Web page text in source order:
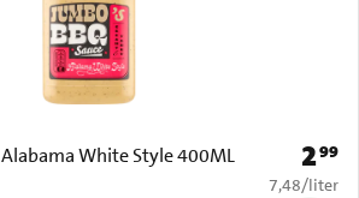
Alabama White Style 400ML Prijs:
299
€ 7,48 per
7,48/liter